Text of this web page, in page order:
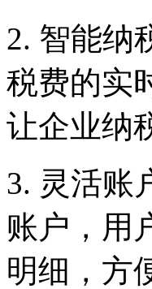
2. 智能纳
税费的实
让企业纳
3. 灵活账
账户，用
明细，方